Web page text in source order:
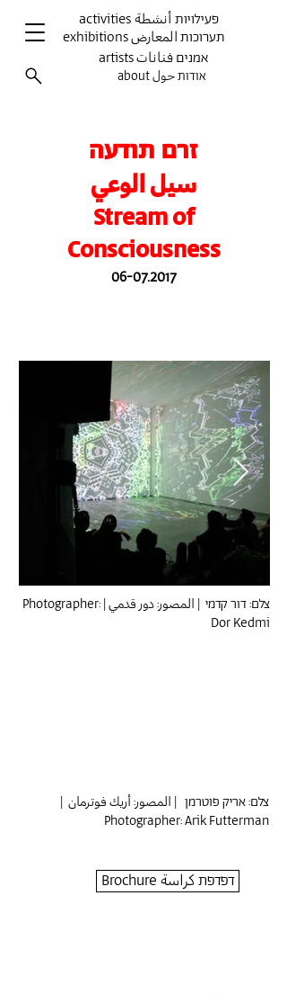
activities פעילויות أنشطة
exhibitions תערוכות المعارض
artists אמנים فنانات
about אודות حول
זרם תודעה
سيل الوعي
Stream of
Consciousness
06-07.2017
צלם: דור קדמי | المصور: دور قدمي | Photographer:
Dor Kedmi
צלם: אריק פוטרמן | المصور: أريك فوترمان |
Photographer: Arik Futterman
Brochure דפדפת كراسة